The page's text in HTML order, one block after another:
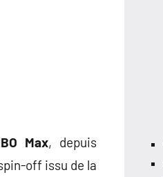
Max, depuis
off issu de la